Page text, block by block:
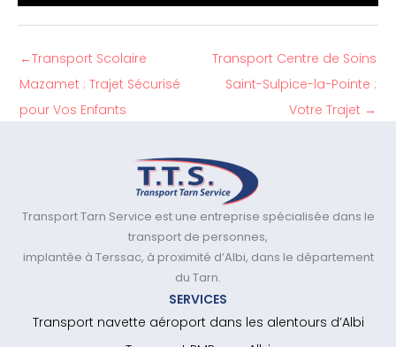
←Transport Scolaire
Mazamet : Trajet Sécurisé
pour Vos Enfants
Transport Centre de Soins
Saint-Sulpice-la-Pointe :
Votre Trajet →
Transport Tarn Service est une entreprise spécialisée dans le
transport de personnes,
implantée à Terssac, à proximité d’Albi, dans le département
du Tarn.
SERVICES
Transport navette aéroport dans les alentours d’Albi